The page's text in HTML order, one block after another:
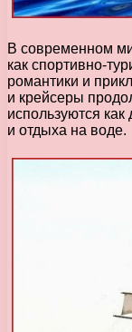
В современном
как спортивно-
романтики и
и крейсеры
используются как
и отдыха на воде.